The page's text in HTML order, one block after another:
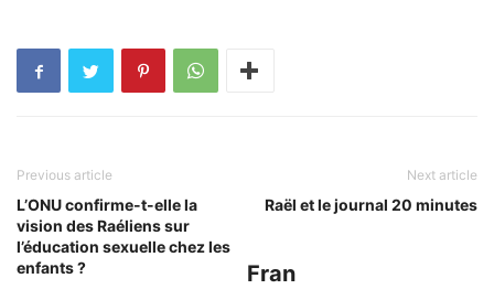
Previous article
L’ONU confirme-t-elle la
vision des Raéliens sur
l’éducation sexuelle chez les
enfants ?
Next article
Raël et le journal 20 minutes
Fran